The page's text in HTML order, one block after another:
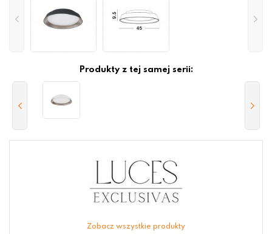
Produkty z tej samej serii:
Zobacz wszystkie produkty